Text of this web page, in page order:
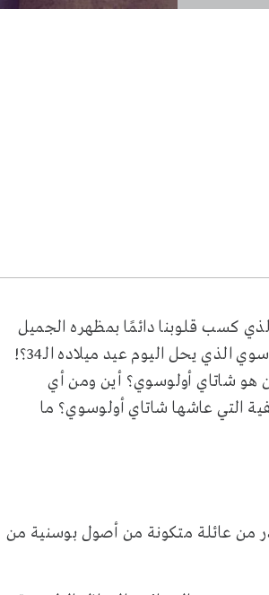
كسب قلوبنا دائمًا بمظهره الجميل
ووقفته المتواضعة وأدائه التمثيلي الناجح. إذن ما مدى معرفتنا بشاتاي أولوسوي الذي يحل اليوم عيد ميلاده الـ34؟!
هو شاتاي أولوسوي؟ أين ومن أي
التي عاشها شاتاي أولوسوي؟ ما
هو ممثل تركي، ولد في إسطنبول في 23 سبتمبر 1990. ينحدر من عائلة متكونة من أصول بوسنية من